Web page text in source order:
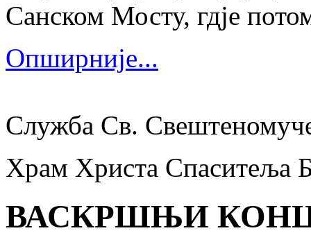
Санском Мосту, гдје
Опширније...
Служба Св.
Храм Христа Спаситеља
ВАСКРШЊИ